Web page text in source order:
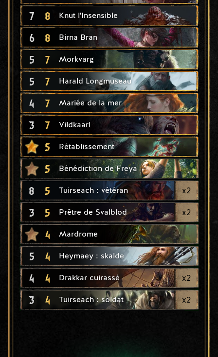
7 8 Knut l'Insensible
6 8 Birna Bran
5 7 Morkvarg
5 7 Harald Longmuseau
4 7 Mariée de la mer
3 7 Vildkaarl
5 Rétablissement
5 Bénédiction de Freya
8 5 Tuirseach : vétéran x2
3 5 Prêtre de Svalblod x2
4 Mardrome
5 4 Heymaey : skalde
4 4 Drakkar cuirassé x2
3 4 Tuirseach : soldat x2